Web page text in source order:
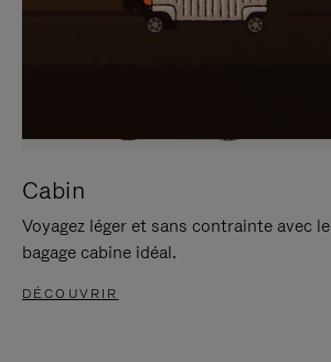
PAUSE
SON
Cabin
Voyagez léger et sans contrainte avec le
bagage cabine idéal.
DÉCOUVRIR